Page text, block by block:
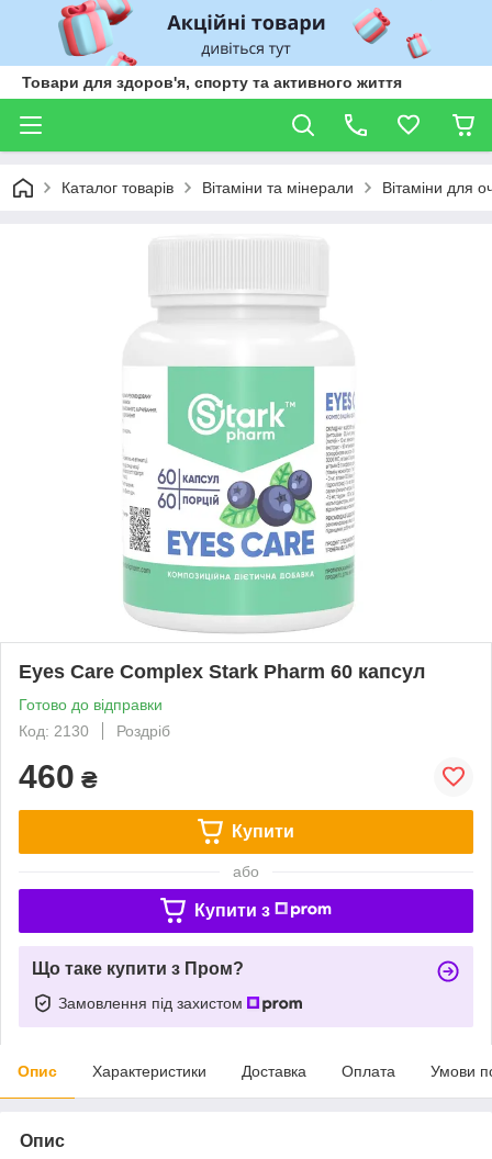
Товари для здоров'я, спорту та активного життя
Каталог товарів Вітаміни та мінерали Вітаміни для
Eyes Care Complex Stark Pharm 60 капсул
Готово до відправки
Код: 2130
Роздріб
460 ₴
Купити
або
Купити з
Що таке купити з Пром?
Замовлення під захистом
Опис Характеристики Доставка Оплата Умови
Опис